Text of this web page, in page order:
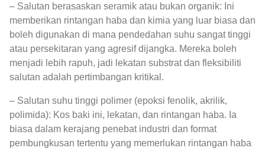
– Salutan berasaskan seramik atau bukan organik: Ini
memberikan rintangan haba dan kimia yang luar biasa dan
boleh digunakan di mana pendedahan suhu sangat tinggi
atau persekitaran yang agresif dijangka. Mereka boleh
menjadi lebih rapuh, jadi lekatan substrat dan fleksibiliti
salutan adalah pertimbangan kritikal.
– Salutan suhu tinggi polimer (epoksi fenolik, akrilik,
polimida): Kos baki ini, lekatan, dan rintangan haba. Ia
biasa dalam kerajang penebat industri dan format
pembungkusan tertentu yang memerlukan rintangan haba